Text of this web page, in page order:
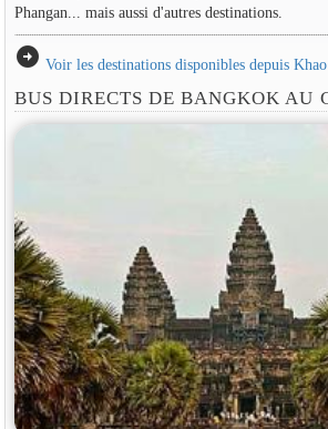
Phangan... mais aussi d'autres destinations.
arrow_circle_right Voir les destinations disponibles depuis Khao
BUS DIRECTS DE BANGKOK AU